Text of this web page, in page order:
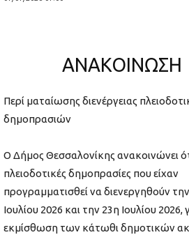
ΑΝΑΚΟΙΝΩΣΗ
Περί ματαίωσης διενέργειας
δημοπρασιών
Ο Δήμος Θεσσαλονίκης ανακοινώνει
πλειοδοτικές δημοπρασίες που είχαν
προγραμματισθεί να διενεργηθούν
Ιουλίου 2026 και την 23η Ιουλίου 2026,
εκμίσθωση των κάτωθι δημοτικών